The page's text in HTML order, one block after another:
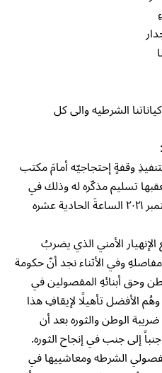
الشرطيه والى كل
وقفةٍ إحتجاجيّه أمامَ مكتب
تسليم مذكّره له وذلك في
الثامن من شهر سبتمبر ٢٠٢١ الساعةَ الحادية عشره
الأمني الذي يضربُ
وفي الأثناء نجد أنّ حكومة
وحق أبنائهِ المفصولين في
الأفضل تأهيلًا لإيقافِ هذا
الوطن والثوره بعد أن
إلى جنب في إنجاح الثوره.
الشرطه ومعاشييها في